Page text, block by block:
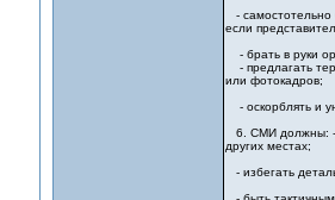
- самостотельно
если
- брать в руки
- предлагать
или фотокадров;
- оскорблять и
6. СМИ должны: -
других местах;
- избегать